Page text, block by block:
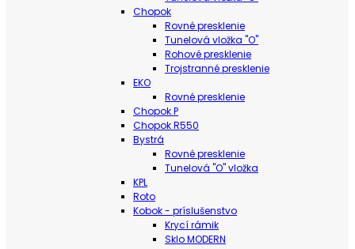
Chopok
Rovné presklenie
Tunelová vložka "O"
Rohové presklenie
Trojstranné presklenie
EKO
Rovné presklenie
Chopok P
Chopok R550
Bystrá
Rovné presklenie
Tunelová "O" vložka
KPL
Roto
Kobok - príslušenstvo
Krycí rámik
Sklo MODERN